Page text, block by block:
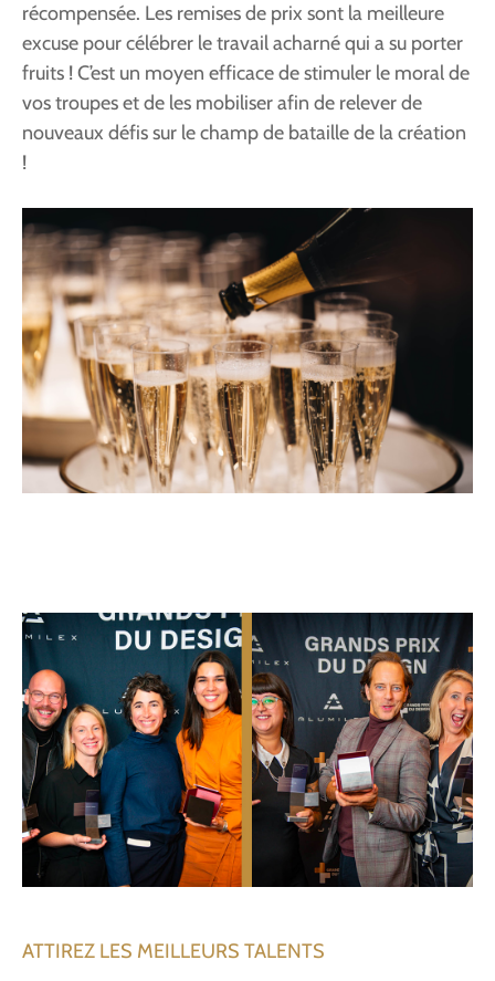
récompensée. Les remises de prix sont la meilleure
excuse pour célébrer le travail acharné qui a su porter
fruits ! C’est un moyen efficace de stimuler le moral de
vos troupes et de les mobiliser afin de relever de
nouveaux défis sur le champ de bataille de la création
!
ATTIREZ LES MEILLEURS TALENTS